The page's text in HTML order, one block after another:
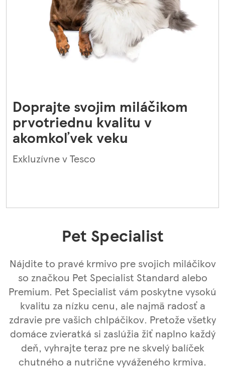
Doprajte svojim miláčikom
prvotriednu kvalitu v
akomkoľvek veku
Exkluzívne v Tesco
Pet Specialist
Nájdite to pravé krmivo pre svojich miláčikov
so značkou Pet Specialist Standard alebo
Premium. Pet Specialist vám poskytne vysokú
kvalitu za nízku cenu, ale najmä radosť a
zdravie pre vašich chlpáčikov. Pretože všetky
domáce zvieratká si zaslúžia žiť naplno každý
deň, vyhrajte teraz pre ne skvelý balíček
chutného a nutrične vyváženého krmiva.